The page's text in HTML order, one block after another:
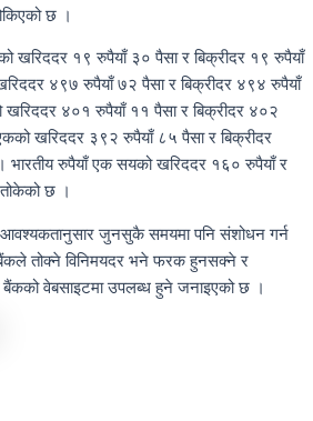
छ ।
१९ रुपैयाँ ३० पैसा र बिक्रीदर १९ रुपैयाँ
४९७ रुपैयाँ ७२ पैसा र बिक्रीदर ४९४ रुपैयाँ
खरिददर ४०१ रुपैयाँ ११ पैसा र बिक्रीदर ४०२
खरिददर ३९२ रुपैयाँ ८५ पैसा र बिक्रीदर
रुपैयाँ एक सयको खरिददर १६० रुपैयाँ र
छ ।
आवश्यकतानुसार जुनसुकै समयमा पनि संशोधन गर्न
तोक्ने विनिमयदर भने फरक हुनसक्ने र
बैंकको वेबसाइटमा उपलब्ध हुने जनाइएको छ ।